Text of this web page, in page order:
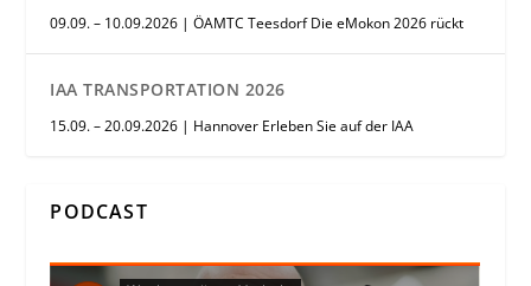
09.09. – 10.09.2026 | ÖAMTC Teesdorf Die eMokon 2026 rückt
IAA TRANSPORTATION 2026
15.09. – 20.09.2026 | Hannover Erleben Sie auf der IAA
PODCAST